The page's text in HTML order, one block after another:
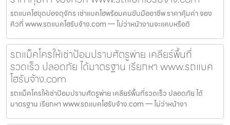
รถแบคโฮขุดบ่อจตุจักร เช่าแบคโฮพร้อมคนขับมืออาชีพ ราคาคุ้มค่า จอง
คิวที่ www.รถแบคโฮรับจ้าง.com — ไม่ว่าหน้างานจะแคบหรือดิ
รถแม็คโครให้เช่าป้อมปราบศัตรูพ่าย เคลียร์พื้นที่
รวดเร็ว ปลอดภัย ได้มาตรฐาน เรียกหา www.รถแบค
โฮรับจ้าง.com
รถแม็คโครให้เช่าป้อมปราบศัตรูพ่าย เคลียร์พื้นที่รวดเร็ว ปลอดภัย ได้
มาตรฐาน เรียกหา www.รถแบคโฮรับจ้าง.com — ไม่ว่าหน้างา